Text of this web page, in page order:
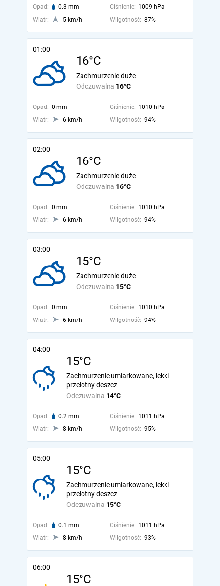
Opad: 0.3 mm Ciśnienie: 1009 hPa
Wiatr:
5 km/h Wilgotność: 87%
01:00
16°C
Odczuwalna 16°C
Zachmurzenie duże
Opad: 0 mm Ciśnienie: 1010 hPa
Wiatr:
6 km/h Wilgotność: 94%
02:00
16°C
Odczuwalna 16°C
Zachmurzenie duże
Opad: 0 mm Ciśnienie: 1010 hPa
Wiatr:
6 km/h Wilgotność: 94%
03:00
15°C
Odczuwalna 15°C
Zachmurzenie duże
Opad: 0 mm Ciśnienie: 1010 hPa
Wiatr:
6 km/h Wilgotność: 94%
04:00
15°C
Odczuwalna 14°C
Zachmurzenie umiarkowane, lekki
przelotny deszcz
Opad: 0.2 mm Ciśnienie: 1011 hPa
Wiatr:
8 km/h Wilgotność: 95%
05:00
15°C
Odczuwalna 15°C
Zachmurzenie umiarkowane, lekki
przelotny deszcz
Opad: 0.1 mm Ciśnienie: 1011 hPa
Wiatr:
8 km/h Wilgotność: 93%
06:00
15°C